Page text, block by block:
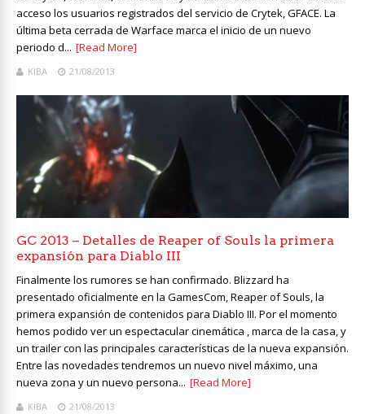
acceso los usuarios registrados del servicio de Crytek, GFACE. La
última beta cerrada de Warface marca el inicio de un nuevo
periodo d... [Read More]
KIBA 21/08/2013
GC 2013 – Detalles de Reaper of Souls la primera
expansión para Diablo III
Finalmente los rumores se han confirmado. Blizzard ha
presentado oficialmente en la GamesCom, Reaper of Souls, la
primera expansión de contenidos para Diablo III. Por el momento
hemos podido ver un espectacular cinemática , marca de la casa, y
un trailer con las principales características de la nueva expansión.
Entre las novedades tendremos un nuevo nivel máximo, una
nueva zona y un nuevo persona... [Read More]
KIBA 21/08/2013